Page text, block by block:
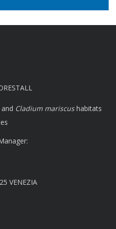
Cladium mariscushabitats
VENEZIA